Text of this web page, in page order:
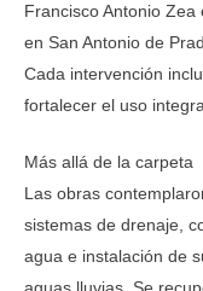
Francisco Antonio
en San Antonio de
Cada intervención
fortalecer el uso
Más allá de la carpeta
Las obras
sistemas de drenaje,
agua e instalación de